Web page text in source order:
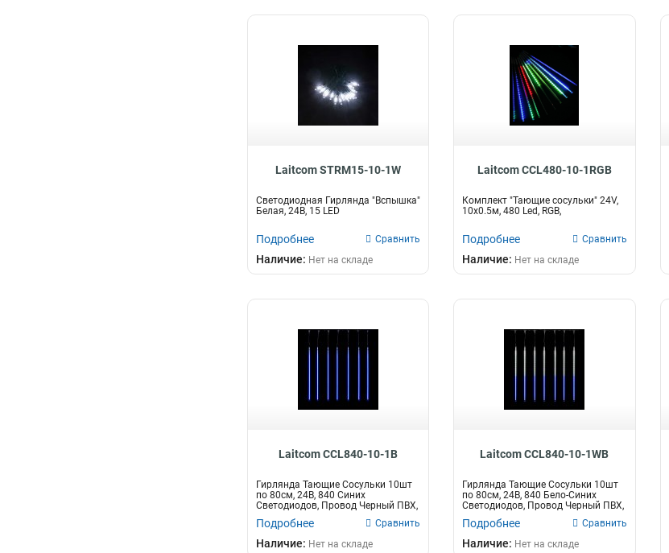
Laitcom STRM15-10-1W
Светодиодная Гирлянда "Вспышка"
Белая, 24В, 15 LED
Подробнее Сравнить
Наличие: Нет на складе
Laitcom CCL480-10-1RGB
Комплект "Тающие сосульки" 24V,
10х0.5м, 480 Led, RGB,
Подробнее Сравнить
Наличие: Нет на складе
Laitcom CCL840-10-1B
Гирлянда Тающие Сосульки 10шт
по 80см, 24В, 840 Синих
Светодиодов, Провод Черный ПВХ,
Подробнее Сравнить
Наличие: Нет на складе
Laitcom CCL840-10-1WB
Гирлянда Тающие Сосульки 10шт
по 80см, 24В, 840 Бело-Синих
Светодиодов, Провод Черный ПВХ,
Подробнее Сравнить
Наличие: Нет на складе